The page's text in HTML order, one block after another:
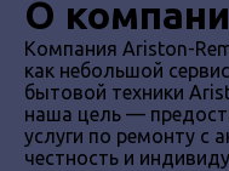
О
Компания Ariston-
как небольшой
бытовой техники
наша цель —
услуги по ремонту с
честность и